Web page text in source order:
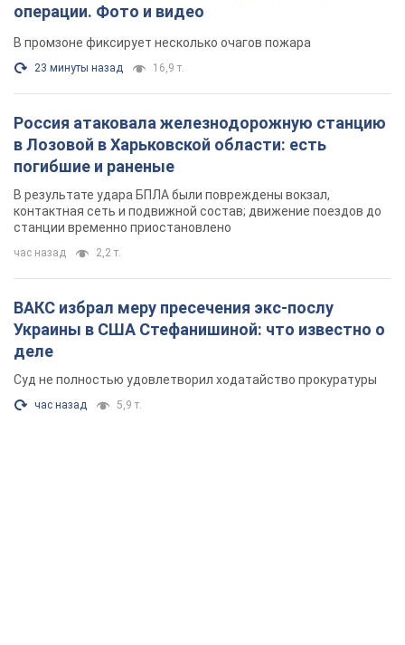
час назад 2,2 т.
ВАКС избрал меру пресечения экс-послу
Украины в США Стефанишиной: что известно о
деле
Суд не полностью удовлетворил ходатайство прокуратуры
час назад 5,9 т.